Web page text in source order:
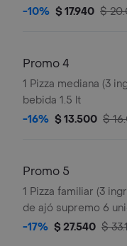
pimientos,
-10% $ 17.940 $
Promo 4
1 Pizza mediana (3
bebida 1.5 lt
-16% $ 13.500 $
Promo 5
1 Pizza familiar (3
de ajó supremo 6
san francisco y
-17% $ 27.540 $